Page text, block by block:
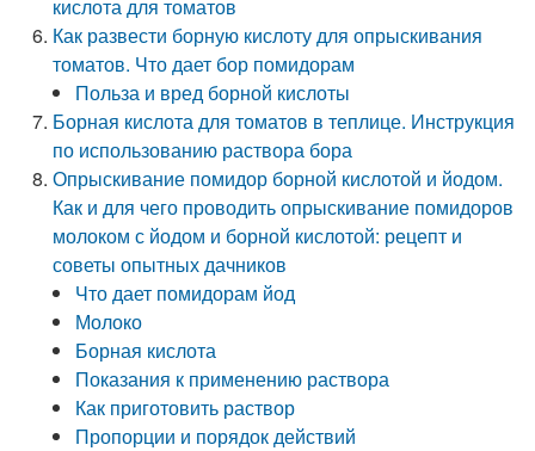
кислота для томатов
Как развести борную кислоту для опрыскивания
томатов. Что дает бор помидорам
Польза и вред борной кислоты
Борная кислота для томатов в теплице. Инструкция
по использованию раствора бора
Опрыскивание помидор борной кислотой и йодом.
Как и для чего проводить опрыскивание помидоров
молоком с йодом и борной кислотой: рецепт и
советы опытных дачников
Что дает помидорам йод
Молоко
Борная кислота
Показания к применению раствора
Как приготовить раствор
Пропорции и порядок действий